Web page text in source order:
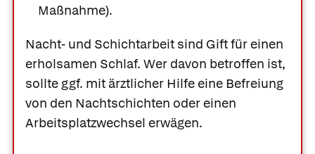
Maßnahme).
Nacht- und Schichtarbeit sind Gift für einen
erholsamen Schlaf. Wer davon betroffen ist,
sollte ggf. mit ärztlicher Hilfe eine Befreiung
von den Nachtschichten oder einen
Arbeitsplatzwechsel erwägen.